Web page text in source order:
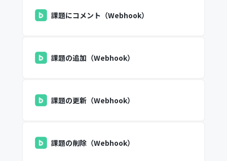
課題にコメント（Webhook）
課題の追加（Webhook）
課題の更新（Webhook）
課題の削除（Webhook）